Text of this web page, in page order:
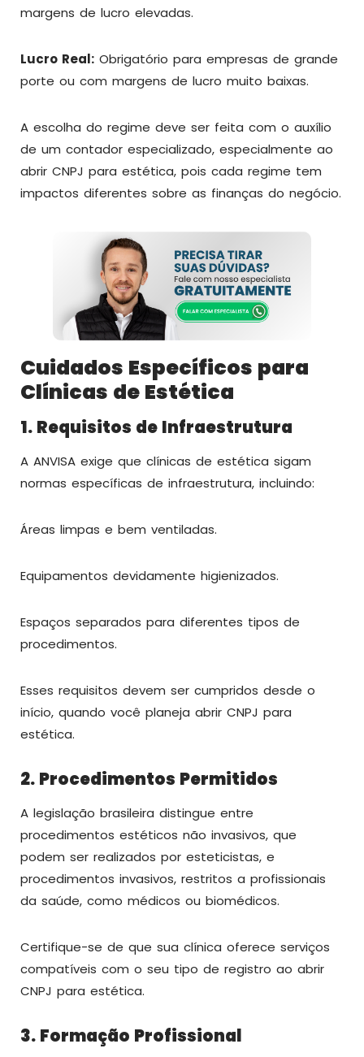
margens de lucro elevadas.
Lucro Real: Obrigatório para empresas de grande
porte ou com margens de lucro muito baixas.
A escolha do regime deve ser feita com o auxílio
de um contador especializado, especialmente ao
abrir CNPJ para estética, pois cada regime tem
impactos diferentes sobre as finanças do negócio.
Cuidados Específicos para
Clínicas de Estética
1. Requisitos de Infraestrutura
A ANVISA exige que clínicas de estética sigam
normas específicas de infraestrutura, incluindo:
Áreas limpas e bem ventiladas.
Equipamentos devidamente higienizados.
Espaços separados para diferentes tipos de
procedimentos.
Esses requisitos devem ser cumpridos desde o
início, quando você planeja abrir CNPJ para
estética.
2. Procedimentos Permitidos
A legislação brasileira distingue entre
procedimentos estéticos não invasivos, que
podem ser realizados por esteticistas, e
procedimentos invasivos, restritos a profissionais
da saúde, como médicos ou biomédicos.
Certifique-se de que sua clínica oferece serviços
compatíveis com o seu tipo de registro ao abrir
CNPJ para estética.
3. Formação Profissional